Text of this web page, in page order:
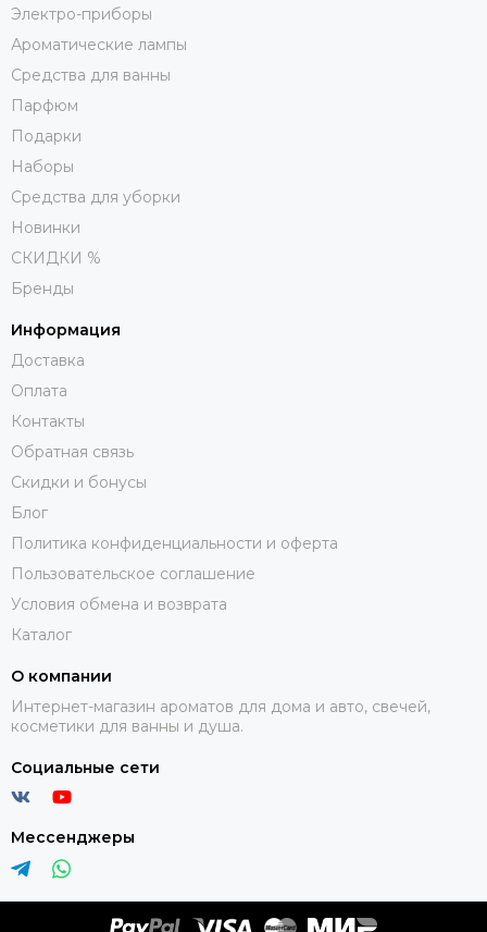
Электро-приборы
Ароматические лампы
Средства для ванны
Парфюм
Подарки
Наборы
Средства для уборки
Новинки
СКИДКИ %
Бренды
Информация
Доставка
Оплата
Контакты
Обратная связь
Скидки и бонусы
Блог
Политика конфиденциальности и оферта
Пользовательское соглашение
Условия обмена и возврата
Каталог
О компании
Интернет-магазин ароматов для дома и авто, свечей,
косметики для ванны и душа.
Социальные сети
Мессенджеры